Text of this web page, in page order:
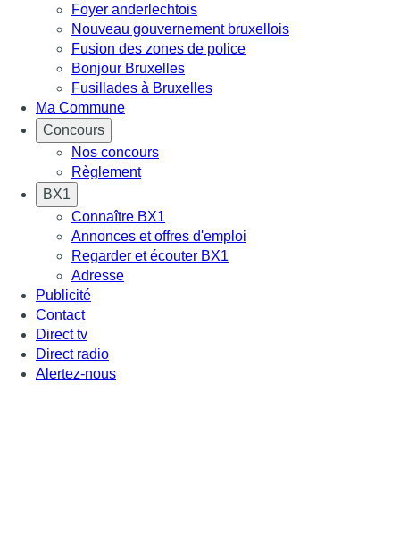
Foyer anderlechtois
Nouveau gouvernement bruxellois
Fusion des zones de police
Bonjour Bruxelles
Fusillades à Bruxelles
Ma Commune
Concours
Nos concours
Règlement
BX1
Connaître BX1
Annonces et offres d'emploi
Regarder et écouter BX1
Adresse
Publicité
Contact
Direct tv
Direct radio
Alertez-nous